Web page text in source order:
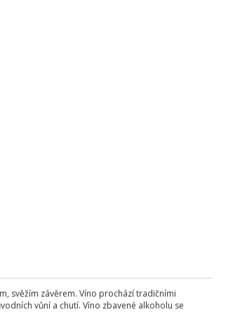
svěžím závěrem. Víno prochází tradičními
vůní a chutí. Víno zbavené alkoholu se